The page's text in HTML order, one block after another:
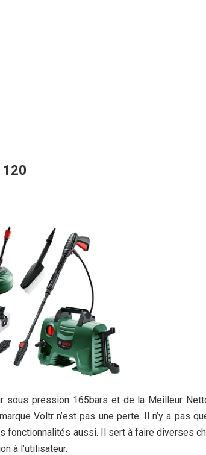
120
sous pression 165bars et de la Meilleur
Voltr n’est pas une perte. Il n’y a pas
fonctionnalités aussi. Il sert à faire diverses
à l’utilisateur.